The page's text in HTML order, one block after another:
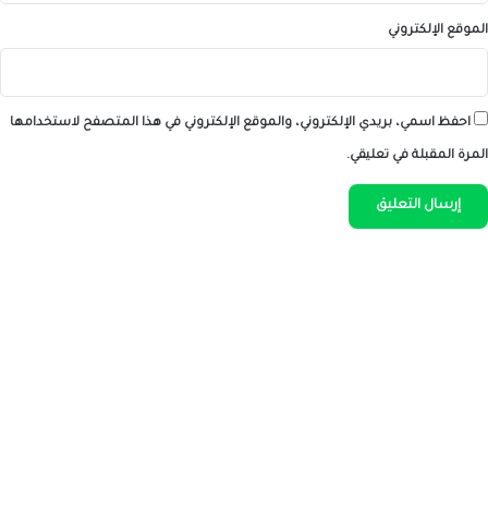
الموقع الإلكتروني
احفظ اسمي، بريدي الإلكتروني، والموقع الإلكتروني في هذا المتصفح لاستخدامها
المرة المقبلة في تعليقي.